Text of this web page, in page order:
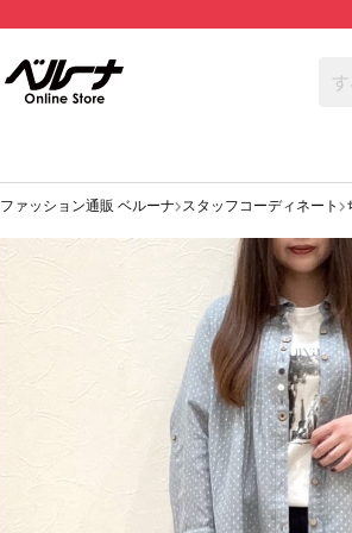
ファッション通販 ベルーナ スタッフコーディネート